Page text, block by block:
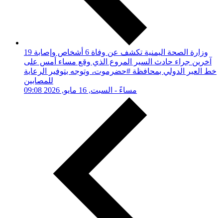
وزارة الصحة اليمنية تكشف عن وفاة 6 أشخاص وإصابة 19
آخرين جراء حادث السير المروع الذي وقع مساء أمس على
خط العبر الدولي بمحافظة #حضرموت، وتوجه بتوفير الرعاية
للمصابين
09:08 مساءً - السبت, 16 مايو, 2026